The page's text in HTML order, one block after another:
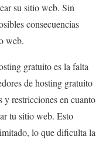
su sitio web. Sin
consecuencias
web.
gratuito es la falta
de hosting gratuito
y restricciones en cuanto
tu sitio web. Esto
lo que dificulta la